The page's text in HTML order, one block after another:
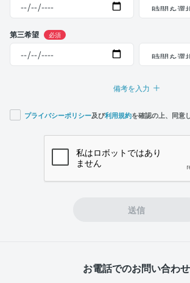
第三希望 必須
備考を入力
プライバシーポリシー及び利用規約を確認の上、同意
送信
お電話でのお問い合わせ